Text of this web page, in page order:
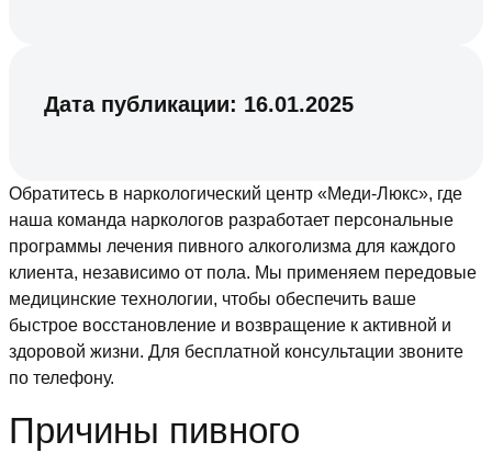
Дата публикации: 16.01.2025
Обратитесь в наркологический центр «Меди-Люкс», где
наша команда наркологов разработает персональные
программы лечения пивного алкоголизма для каждого
клиента, независимо от пола. Мы применяем передовые
медицинские технологии, чтобы обеспечить ваше
быстрое восстановление и возвращение к активной и
здоровой жизни. Для бесплатной консультации звоните
по телефону.
Причины пивного